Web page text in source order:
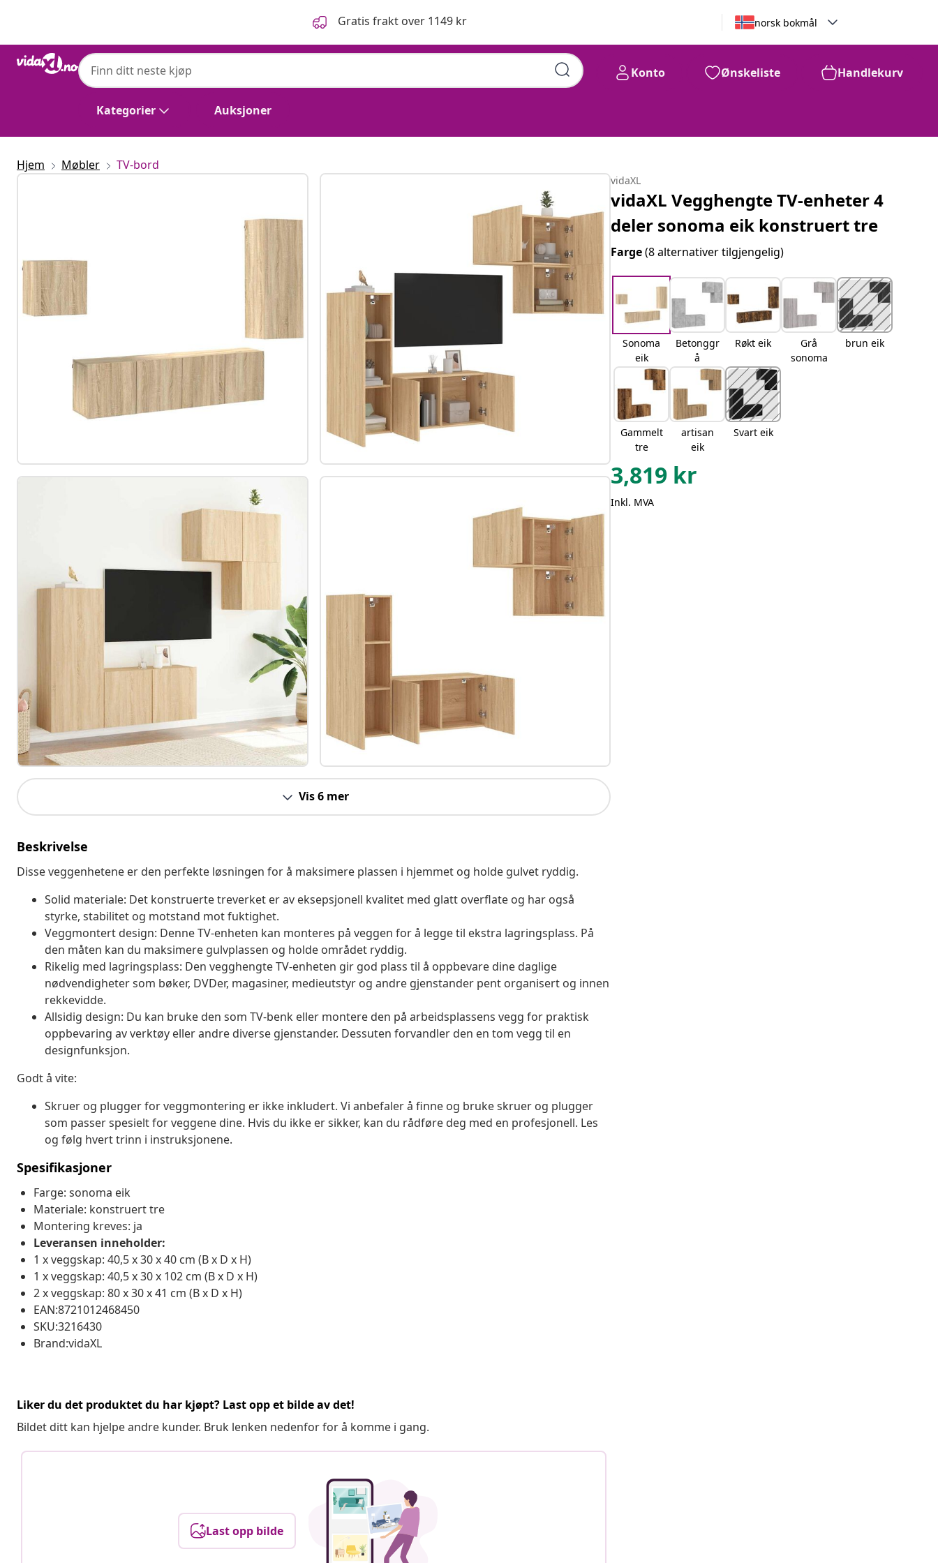
Gratis frakt over 1149 kr norsk bokmål
Kategorier Auksjoner
Konto Ønskeliste Handlekurv
Hjem Møbler TV-bord
Vis 6 mer
Beskrivelse
Disse veggenhetene er den perfekte løsningen for å maksimere plassen i hjemmet og holde gulvet ryddig.
Solid materiale: Det konstruerte treverket er av eksepsjonell kvalitet med glatt overflate og har også
styrke, stabilitet og motstand mot fuktighet.
Veggmontert design: Denne TV-enheten kan monteres på veggen for å legge til ekstra lagringsplass. På
den måten kan du maksimere gulvplassen og holde området ryddig.
Rikelig med lagringsplass: Den vegghengte TV-enheten gir god plass til å oppbevare dine daglige
nødvendigheter som bøker, DVDer, magasiner, medieutstyr og andre gjenstander pent organisert og innen
rekkevidde.
Allsidig design: Du kan bruke den som TV-benk eller montere den på arbeidsplassens vegg for praktisk
oppbevaring av verktøy eller andre diverse gjenstander. Dessuten forvandler den en tom vegg til en
designfunksjon.
Godt å vite:
Skruer og plugger for veggmontering er ikke inkludert. Vi anbefaler å finne og bruke skruer og plugger
som passer spesielt for veggene dine. Hvis du ikke er sikker, kan du rådføre deg med en profesjonell. Les
og følg hvert trinn i instruksjonene.
Spesifikasjoner
Farge: sonoma eik
Materiale: konstruert tre
Montering kreves: ja
Leveransen inneholder:
1 x veggskap: 40,5 x 30 x 40 cm (B x D x H)
1 x veggskap: 40,5 x 30 x 102 cm (B x D x H)
2 x veggskap: 80 x 30 x 41 cm (B x D x H)
EAN:8721012468450
SKU:3216430
Brand:vidaXL
Liker du det produktet du har kjøpt? Last opp et bilde av det!
Bildet ditt kan hjelpe andre kunder. Bruk lenken nedenfor for å komme i gang.
Last opp bilde
vidaXL
vidaXL Vegghengte TV-enheter 4
deler sonoma eik konstruert tre
Farge(8 alternativer tilgjengelig)
Sonoma
eik
Betonggr
å
Røkt eik
Grå
sonoma
brun eik
Gammelt
tre
artisan
eik
Svart eik
3,819 kr
Inkl. MVA